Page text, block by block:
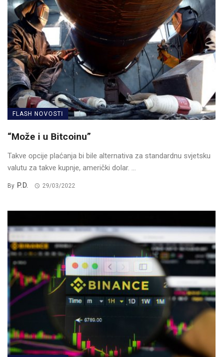
FLASH NOVOSTI
“Može i u Bitcoinu”
Takve opcije plaćanja bi bile alternativa za standardnu ​​svjetsku
valutu za takve kupnje, američki dolar. ...
By P.D. 29/03/2022